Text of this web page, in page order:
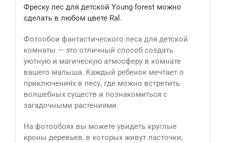
Фреску лес для детской Young forest можно
сделать в любом цвете Ral.
Фотообои фантастического леса для детской
комнаты — это отличный способ создать
уютную и магическую атмосферу в комнате
вашего малыша. Каждый ребенок мечтает о
приключениях в лесу, где можно встретить
волшебных существ и познакомиться с
загадочными растениями.
На фотообоях вы можете увидеть круглые
кроны деревьев, в которых живут ласточки,